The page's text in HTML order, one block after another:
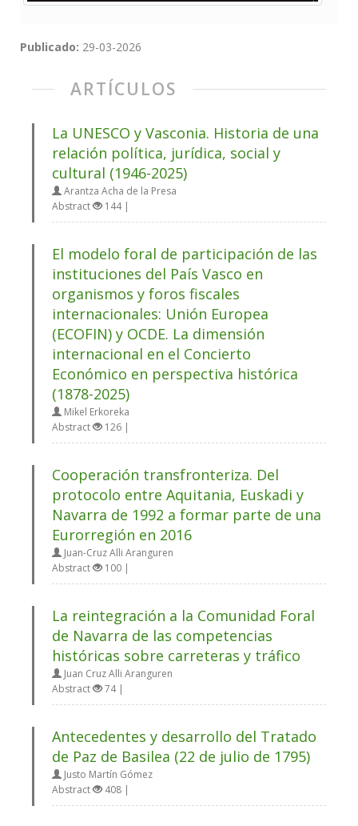
Publicado: 29-03-2026
ARTÍCULOS
La UNESCO y Vasconia. Historia de una
relación política, jurídica, social y
cultural (1946-2025)
Arantza Acha de la Presa
Abstract
144 |
El modelo foral de participación de las
instituciones del País Vasco en
organismos y foros fiscales
internacionales: Unión Europea
(ECOFIN) y OCDE. La dimensión
internacional en el Concierto
Económico en perspectiva histórica
(1878-2025)
Mikel Erkoreka
Abstract
126 |
Cooperación transfronteriza. Del
protocolo entre Aquitania, Euskadi y
Navarra de 1992 a formar parte de una
Eurorregión en 2016
Juan-Cruz Alli Aranguren
Abstract
100 |
La reintegración a la Comunidad Foral
de Navarra de las competencias
históricas sobre carreteras y tráfico
Juan Cruz Alli Aranguren
Abstract
74 |
Antecedentes y desarrollo del Tratado
de Paz de Basilea (22 de julio de 1795)
Justo Martín Gómez
Abstract
408 |